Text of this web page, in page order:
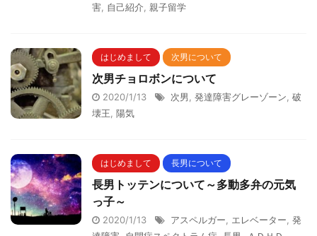
害 自己紹介 親子留学
はじめまして 次男について
次男チョロボンについて
2020/1/13 次男 発達障害グレーゾーン 破
壊王 陽気
はじめまして 長男について
長男トッテンについて～多動多弁の元気
っ子～
2020/1/13 アスペルガー エレベーター 発